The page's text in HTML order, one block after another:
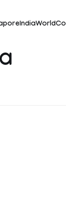
IndiaWorld